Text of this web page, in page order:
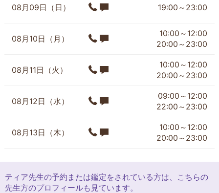
08月09日（日） 19:00～23:00
08月10日（月）
10:00～12:00
20:00～23:00
08月11日（火）
10:00～12:00
20:00～23:00
08月12日（水）
09:00～12:00
22:00～23:00
08月13日（木）
10:00～12:00
20:00～23:00
ティア先生の予約または鑑定をされている方は、こちらの
先生方のプロフィールも見ています。